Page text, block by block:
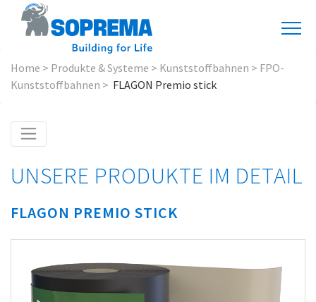
Home > Produkte & Systeme > Kunststoffbahnen > FPO-
Kunststoffbahnen > FLAGON Premio stick
UNSERE PRODUKTE IM DETAIL
FLAGON PREMIO STICK